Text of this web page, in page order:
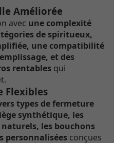
Améliorée
avec une complexité
de spiritueux,
une compatibilité
et des
rentables qui
Flexibles
types de fermeture
synthétique, les
naturels, les bouchons
personnalisées conçues